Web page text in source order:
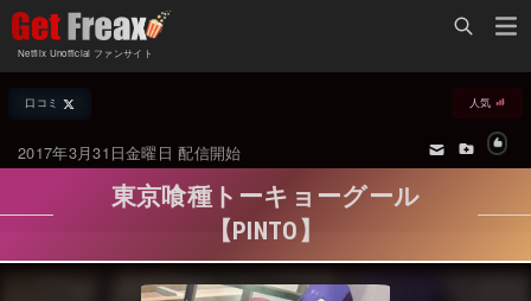
Netflix Unofficial ファンサイト
Netflix新着作品
オールジャンル
海外ドラマ・シリーズ
海外映画
配信終了予定の作品
海外ドラマ・ラインナップ
Netflix 人気ランキング
口コミ 人気
2017年3月31日金曜日 配信開始
東京喰種トーキョーグール
【PINTO】